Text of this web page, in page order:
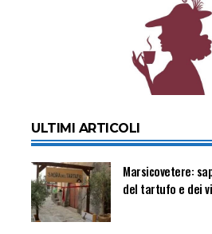
ULTIMI ARTICOLI
Marsicovetere:
del tartufo e dei